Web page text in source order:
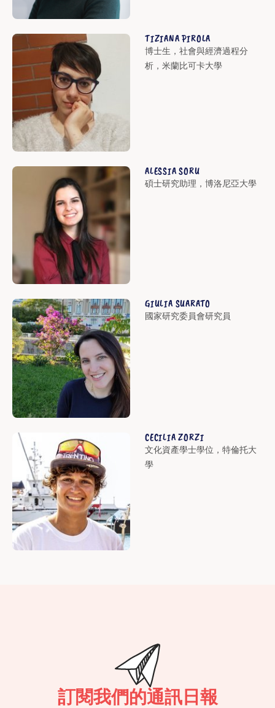
TIZIANA PIROLA
博士生，社會與經濟過程分
析，米蘭比可卡大學
ALESSIA SORU
碩士研究助理，博洛尼亞大學
GIULIA SUARATO
國家研究委員會研究員
CECILIA ZORZI
文化資產學士學位，特倫托大
學
訂閱我們的通訊日報